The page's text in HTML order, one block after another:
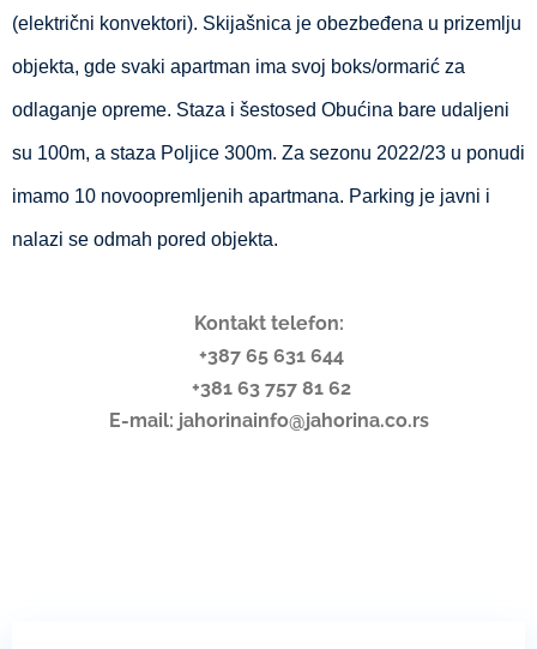
(električni konvektori). Skijašnica je obezbeđena u prizemlju
objekta, gde svaki apartman ima svoj boks/ormarić za
odlaganje opreme. Staza i šestosed Obućina bare udaljeni
su 100m, a staza Poljice 300m. Za sezonu 2022/23 u ponudi
imamo 10 novoopremljenih apartmana. Parking je javni i
nalazi se odmah pored objekta.
Kontakt telefon:
+387 65 631 644
+381 63 757 81 62
E-mail: jahorinainfo@jahorina.co.rs